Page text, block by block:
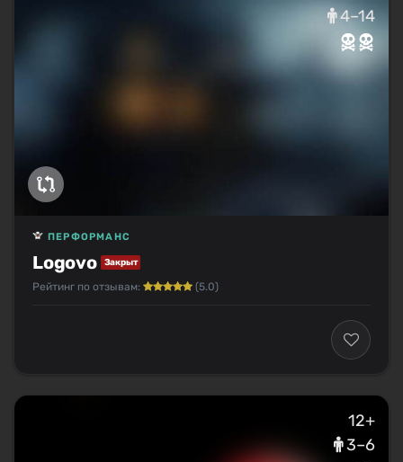
4–14
Logovo Закрыт
ПЕРФОРМАНС
Рейтинг по отзывам: (5.0)
12+
3–6